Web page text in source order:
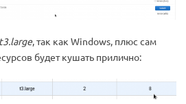
t3.large, так как Windows, плюс сам
будет кушать прилично: